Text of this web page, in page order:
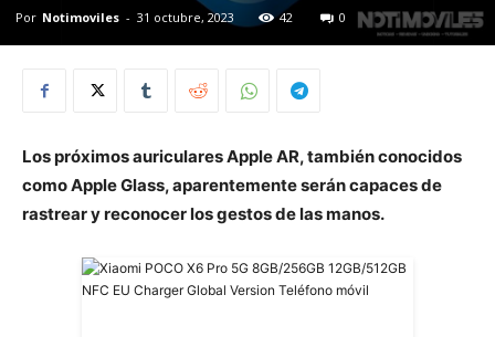
Por Notimoviles - 31 octubre, 2023 42 0
Los próximos auriculares Apple AR, también conocidos
como Apple Glass, aparentemente serán capaces de
rastrear y reconocer los gestos de las manos.